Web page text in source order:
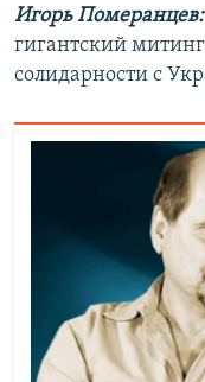
Игорь Померанцев:
гигантский
солидарности с